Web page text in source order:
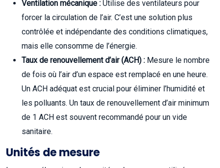
Ventilation mécanique : Utilise des ventilateurs pour
forcer la circulation de l’air. C’est une solution plus
contrôlée et indépendante des conditions climatiques,
mais elle consomme de l’énergie.
Taux de renouvellement d’air (ACH) : Mesure le nombre
de fois où l’air d’un espace est remplacé en une heure.
Un ACH adéquat est crucial pour éliminer l’humidité et
les polluants. Un taux de renouvellement d’air minimum
de 1 ACH est souvent recommandé pour un vide
sanitaire.
Unités de mesure